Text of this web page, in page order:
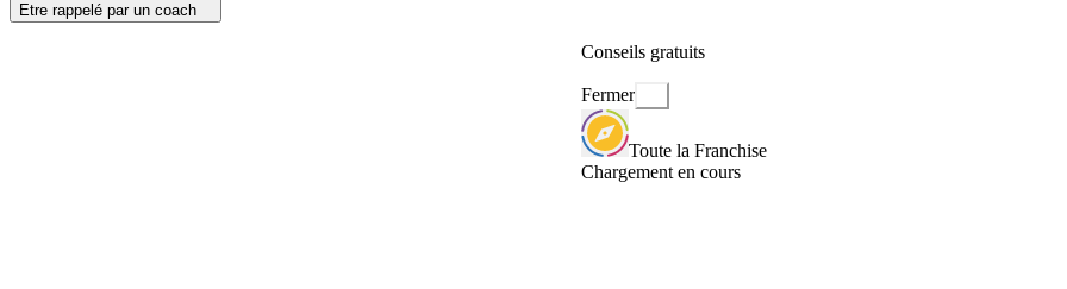
Etre rappelé par un coach
Conseils gratuits
Fermer
Toute la Franchise
Chargement en cours